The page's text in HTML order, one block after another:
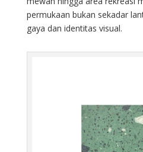
permukaan bukan sekadar
gaya dan identitas visual.